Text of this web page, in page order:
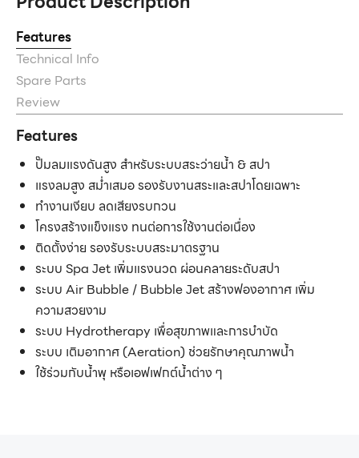
Features
Technical Info
Spare Parts
Review
Features
ปั๊มลมแรงดันสูง สำหรับระบบสระว่ายน้ำ & สปา
แรงลมสูง สม่ำเสมอ รองรับงานสระและสปาโดยเฉพาะ
ทำงานเงียบ ลดเสียงรบกวน
โครงสร้างแข็งแรง ทนต่อการใช้งานต่อเนื่อง
ติดตั้งง่าย รองรับระบบสระมาตรฐาน
ระบบ Spa Jet เพิ่มแรงนวด ผ่อนคลายระดับสปา
ระบบ Air Bubble / Bubble Jet สร้างฟองอากาศ เพิ่ม
ความสวยงาม
ระบบ Hydrotherapy เพื่อสุขภาพและการบำบัด
ระบบ เติมอากาศ (Aeration) ช่วยรักษาคุณภาพน้ำ
ใช้ร่วมกับน้ำพุ หรือเอฟเฟกต์น้ำต่าง ๆ